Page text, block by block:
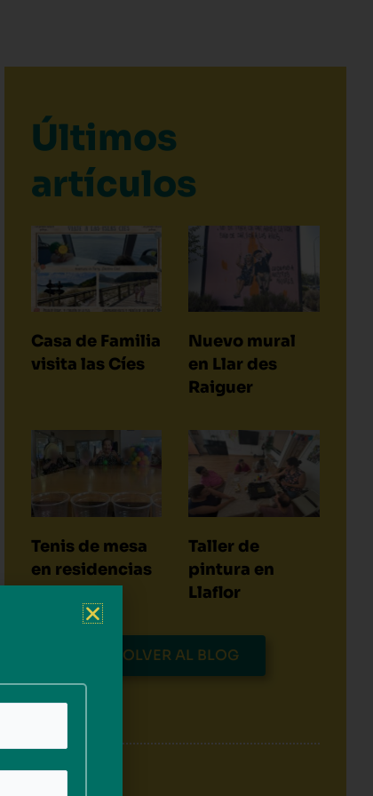
Últimos
artículos
Casa de Familia
visita las Cíes
Nuevo mural
en Llar des
Raiguer
Tenis de mesa
en residencias
Taller de
pintura en
Llaflor
VOLVER AL BLOG